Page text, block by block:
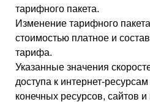
тарифного пакета.
Изменение тарифного
стоимостью платное и
тарифа.
Указанные значения
доступа к интернет-
конечных ресурсов, сайтов